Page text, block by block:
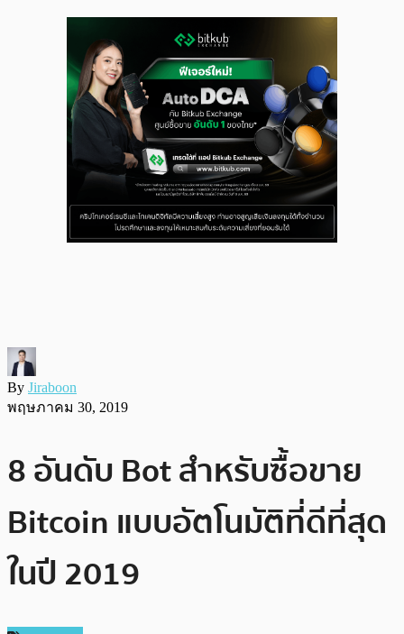
By Jiraboon
พฤษภาคม 30, 2019
8 อันดับ Bot สำหรับซื้อขาย
Bitcoin แบบอัตโนมัติที่ดีที่สุด
ในปี 2019